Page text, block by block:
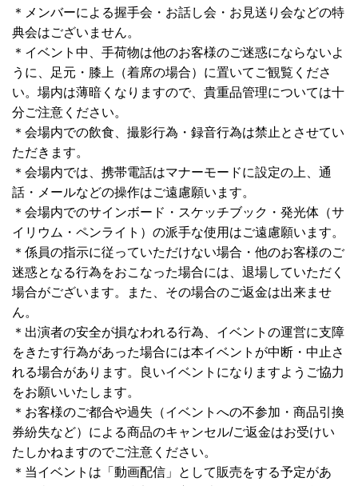
＊メンバーによる握手会・お話し会・お見送り会などの特
典会はございません。
＊イベント中、手荷物は他のお客様のご迷惑にならないよ
うに、足元・膝上（着席の場合）に置いてご観覧くださ
い。場内は薄暗くなりますので、貴重品管理については十
分ご注意ください。
＊会場内での飲食、撮影行為・録音行為は禁止とさせてい
ただきます。
＊会場内では、携帯電話はマナーモードに設定の上、通
話・メールなどの操作はご遠慮願います。
＊会場内でのサインボード・スケッチブック・発光体（サ
イリウム・ペンライト）の派手な使用はご遠慮願います。
＊係員の指示に従っていただけない場合・他のお客様のご
迷惑となる行為をおこなった場合には、退場していただく
場合がございます。また、その場合のご返金は出来ませ
ん。
＊出演者の安全が損なわれる行為、イベントの運営に支障
をきたす行為があった場合には本イベントが中断・中止さ
れる場合があります。良いイベントになりますようご協力
をお願いいたします。
＊お客様のご都合や過失（イベントへの不参加・商品引換
券紛失など）による商品のキャンセル/ご返金はお受けい
たしかねますのでご注意ください。
＊当イベントは「動画配信」として販売をする予定があ